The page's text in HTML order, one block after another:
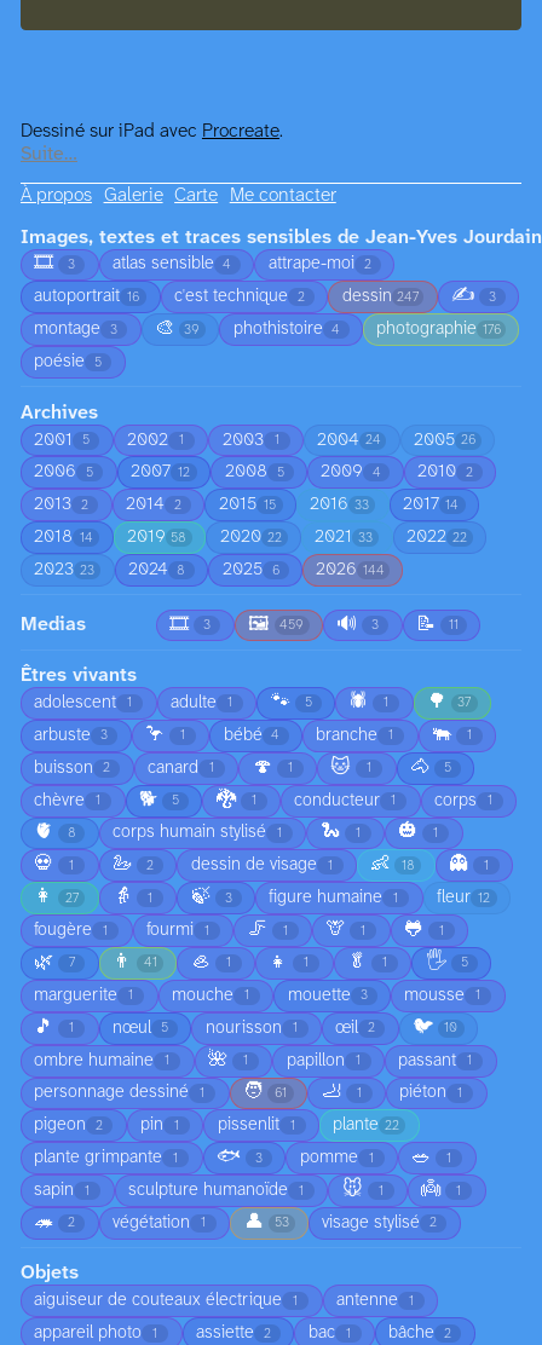
Dessiné sur iPad avec Procreate.
Suite…
À propos Galerie Carte Me contacter
Images, textes et traces sensibles de Jean-Yves Jourdain
🎞️
3 atlas sensible 4 attrape-moi 2
autoportrait 16 c'est technique 2 dessin 247 ✍️ 3
montage 3 🎨 39 phothistoire 4 photographie 176
poésie 5
Archives
2001 5 2002 1 2003 1 2004 24 2005 26
2006 5 2007 12 2008 5 2009 4 2010 2
2013 2 2014 2 2015 15 2016 33 2017 14
2018 14 2019 58 2020 22 2021 33 2022 22
2023 23 2024 8 2025 6 2026 144
Medias 🎞️ 3 🖼️ 459 🔊 3 📝 11
Êtres vivants
adolescent 1 adulte 1 🐾 5 🕷️ 1 🌳 37
arbuste 3 🦩 1 bébé 4 branche 1 🐃 1
buisson 2 canard 1 🍄 1 🐱 1 🐴 5
chèvre 1 🐕 5 🐉 1 conducteur 1 corps 1
🫀 8 corps humain stylisé 1 🐍 1 🎃 1
💀 1 🦢 2 dessin de visage 1 👶 18 👻 1
👩 27 👵 1 🍃 3 figure humaine 1 fleur 12
fougère 1 fourmi 1 🦵 1 🦒 1 🐸 1
🌿 7 👨 41 🦪 1 👧 1 🥬 1 🖐️ 5
marguerite 1 mouche 1 mouette 3 mousse 1
🎵 1 nœul 5 nourisson 1 œil 2 🐦 10
ombre humaine 1 🌺 1 papillon 1 passant 1
personnage dessiné 1 🧑 61 🦶 1 piéton 1
pigeon 2 pin 1 pissenlit 1 plante 22
plante grimpante 1 🐟 3 pomme 1 🥗 1
sapin 1 sculpture humanoïde 1 🐭 1 👼 1
🦔 2 végétation 1 👤 53 visage stylisé 2
Objets
aiguiseur de couteaux électrique 1 antenne 1
appareil photo 1 assiette 2 bac 1 bâche 2